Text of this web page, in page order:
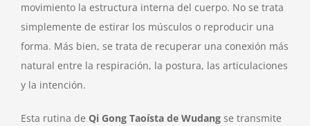
movimiento la estructura interna del cuerpo. No se trata
simplemente de estirar los músculos o reproducir una
forma. Más bien, se trata de recuperar una conexión más
natural entre la respiración, la postura, las articulaciones
y la intención.
Esta rutina de Qi Gong Taoísta de Wudangse transmite